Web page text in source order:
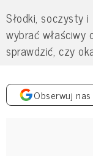
Słodki, soczysty
wybrać właściwy
sprawdzić, czy
Obserwuj